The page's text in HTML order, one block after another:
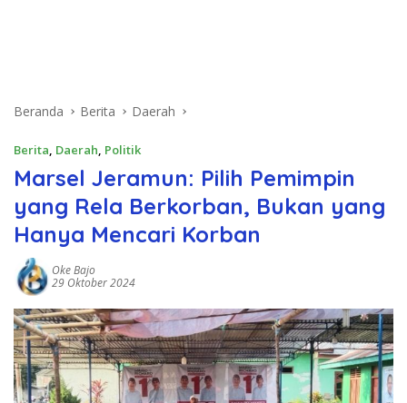
Beranda Berita Daerah
Berita, Daerah, Politik
Marsel Jeramun: Pilih Pemimpin
yang Rela Berkorban, Bukan yang
Hanya Mencari Korban
Oke Bajo
29 Oktober 2024